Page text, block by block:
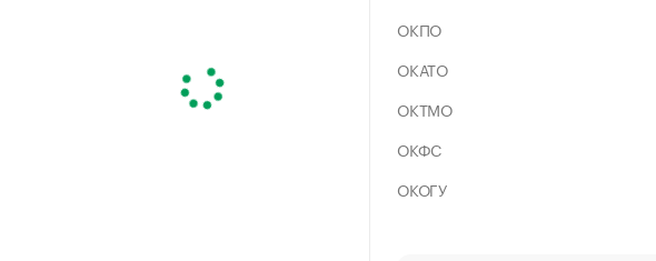
ОКПО
ОКАТО
ОКТМО
ОКФС
ОКОГУ